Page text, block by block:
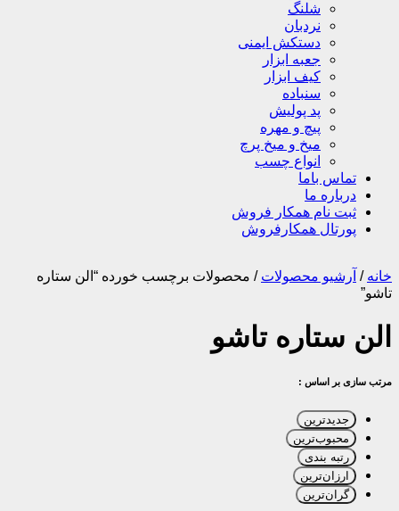
شلنگ
نردبان
دستکش ایمنی
جعبه ابزار
کیف ابزار
سنباده
پد پولیش
پیچ و مهره
میخ و میخ پرچ
انواع چسب
تماس باما
درباره ما
ثبت نام همکار فروش
پورتال همکارفروش
خانه / آرشیو محصولات / محصولات برچسب خورده “الن ستاره
تاشو”
الن ستاره تاشو
مرتب سازی بر اساس :
جدیدترین
محبوب‌ترین
رتبه بندی
ارزان‌ترین
گران‌ترین